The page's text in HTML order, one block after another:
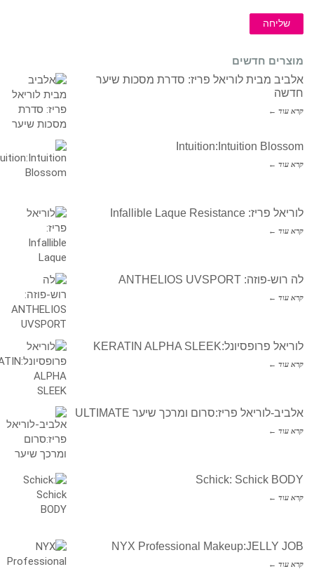
שליחה
מוצרים חדשים
אלביב מבית לוריאל פריז: סדרת מסכות שיער
חדשה
קרא עוד ←
Intuition:Intuition Blossom
קרא עוד ←
לוריאל פריז: Infallible Laque Resistance
קרא עוד ←
לה רוש-פוזה: ANTHELIOS UVSPORT
קרא עוד ←
לוריאל פרופסיונל:KERATIN ALPHA SLEEK
קרא עוד ←
אלביב-לוריאל פריז:סרום ומרכך שיער ULTIMATE
קרא עוד ←
Schick: Schick BODY
קרא עוד ←
NYX Professional Makeup:JELLY JOB
קרא עוד ←